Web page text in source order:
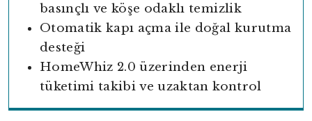
basınçlı ve köşe odaklı temizlik
Otomatik kapı açma ile doğal kurutma
desteği
HomeWhiz 2.0 üzerinden enerji
tüketimi takibi ve uzaktan kontrol